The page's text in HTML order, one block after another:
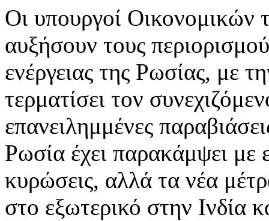
Οι υπουργοί
αυξήσουν τους
ενέργειας της Ρωσίας, με
τερματίσει τον
επανειλημμένες
Ρωσία έχει παρακάμψει με
κυρώσεις, αλλά τα νέα
στο εξωτερικό στην Ινδία